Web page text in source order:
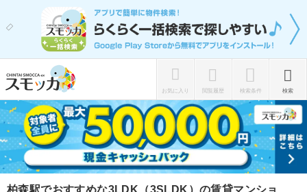
お気に入り 閲覧履歴 検索条件 検索
柏森駅でおすすめな3LDK（3SLDK）の賃貸マンショ